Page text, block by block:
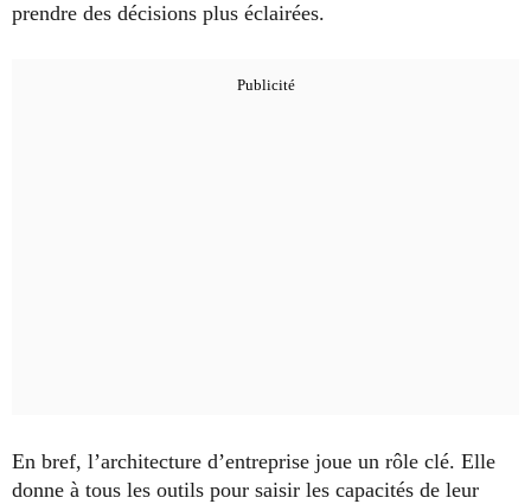
prendre des décisions plus éclairées.
En bref, l’architecture d’entreprise joue un rôle clé. Elle
donne à tous les outils pour saisir les capacités de leur